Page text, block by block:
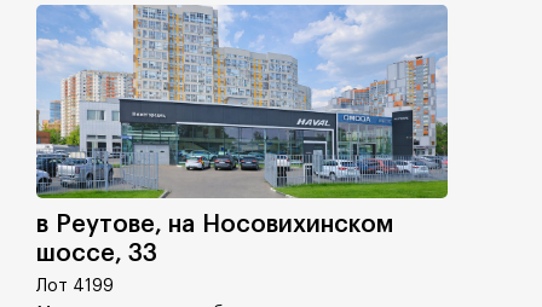
в Реутове, на Носовихинском
шоссе, 33
Лот 4199